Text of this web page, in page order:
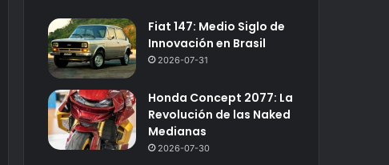
Fiat 147: Medio Siglo de
Innovación en Brasil
2026-07-31
Honda Concept 2077: La
Revolución de las Naked
Medianas
2026-07-30